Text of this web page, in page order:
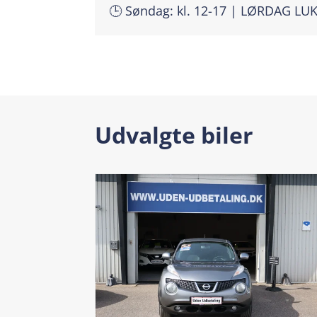
🕒 Søndag: kl. 12-17 | LØRDAG
Udvalgte biler